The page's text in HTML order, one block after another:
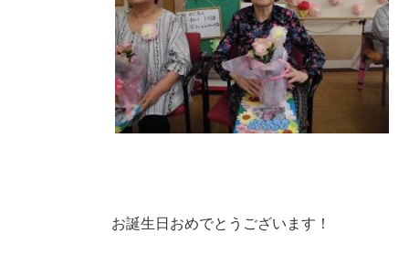
お誕生日おめでとうございます！